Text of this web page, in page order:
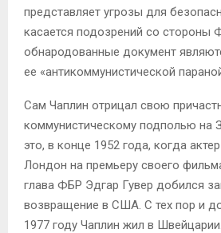
представляет угрозы для
касается подозрений со стороны
обнародованные документ
ее «антикоммунистической
Сам Чаплин отрицал свою
коммунистическому подполью на
это, в конце 1952 года, когда
Лондон на премьеру своего
глава ФБР Эдгар Гувер добился
возвращение в США. С тех пор и
1977 году Чаплин жил в Швейцарии.